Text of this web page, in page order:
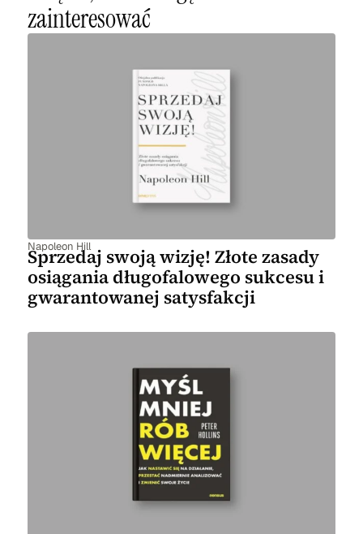
zainteresować
Napoleon Hill
Sprzedaj swoją wizję! Złote zasady
osiągania długofalowego sukcesu i
gwarantowanej satysfakcji